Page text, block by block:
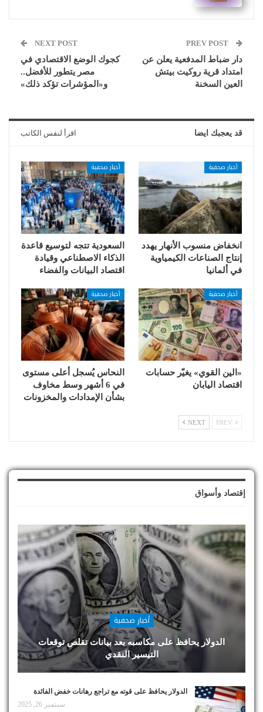
دار ضباط المدفعية يعلن عن
امتداد قرية روكيت بيتش
العين السخنة
NEXT POST
كجوك الوضع الاقتصادي في
مصر يتطور للأفضل..
و«المؤشرات تؤكد ذلك»
قد يعجبك ايضا اقرأ لنفس الكاتب
أخبار صحفية
انخفاض منسوب الأنهار يهدد
إنتاج الصناعات الكيمياوية
في ألمانيا
أخبار صحفية
السعودية تتجه لتوسيع قاعدة
الذكاء الاصطناعي وقيادة
اقتصاد البيانات والفضاء
أخبار صحفية
«الين القوي» يغيّر حسابات
اقتصاد اليابان
أخبار صحفية
النحاس يُسجل أعلى مستوى
في 6 أشهر وسط مخاوف
بشأن الإمدادات والمخزونات
NEXT
إقتصاد وأسواق
أخبار صحفية
الدولار يحافظ على مكاسبه بعد بيانات تقلص توقعات
التيسير النقدي
الدولار يحافظ على قوته مع تراجع رهانات خفض الفائدة
سبتمبر 26, 2025